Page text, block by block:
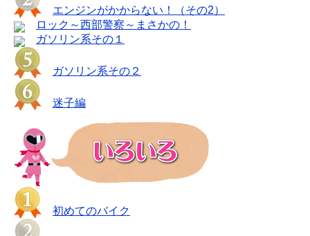
エンジンがかからない！（その2）
ロック～西部警察～まさかの！
ガソリン系その１
ガソリン系その２
迷子編
初めてのバイク